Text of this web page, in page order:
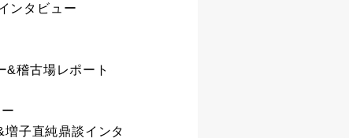
ンタビュー
稽古場レポート
子直純鼎談インタ